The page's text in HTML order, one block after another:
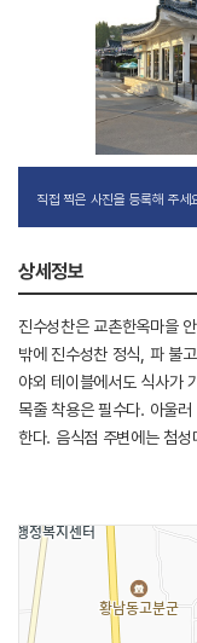
직접 찍은 사진을 등록해 주세
상세정보
진수성찬은 교촌한옥마을
밖에 진수성찬 정식, 파 불
야외 테이블에서도 식사가
목줄 착용은 필수다. 아울
한다. 음식점 주변에는 첨